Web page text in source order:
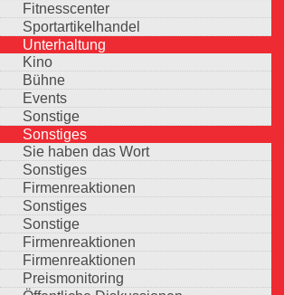
Fitnesscenter
Sportartikelhandel
Unterhaltung
Kino
Bühne
Events
Sonstige
Sonstiges
Sie haben das Wort
Sonstiges
Firmenreaktionen
Sonstiges
Sonstige
Firmenreaktionen
Firmenreaktionen
Preismonitoring